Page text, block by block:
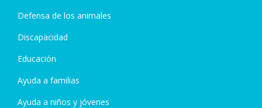
Defensa de los animales
Discapacidad
Educación
Ayuda a familias
Ayuda a niños y jóvenes